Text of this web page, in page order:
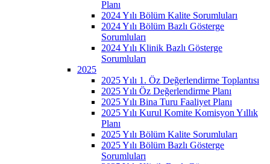
Planı
2024 Yılı Bölüm Kalite Sorumluları
2024 Yılı Bölüm Bazlı Gösterge
Sorumluları
2024 Yılı Klinik Bazlı Gösterge
Sorumluları
2025
2025 Yılı 1. Öz Değerlendirme Toplantısı
2025 Yılı Öz Değerlendirme Planı
2025 Yılı Bina Turu Faaliyet Planı
2025 Yılı Kurul Komite Komisyon Yıllık
Planı
2025 Yılı Bölüm Kalite Sorumluları
2025 Yılı Bölüm Bazlı Gösterge
Sorumluları